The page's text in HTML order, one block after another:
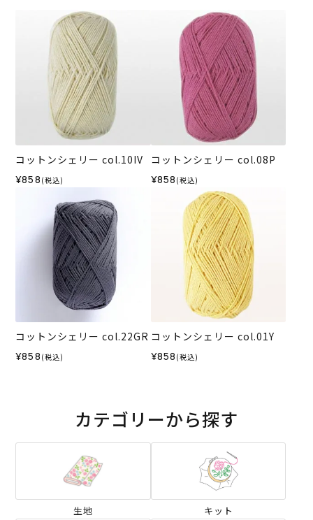
コットンシェリー col.10IV
¥858 (税込)
コットンシェリー col.08P
¥858 (税込)
コットンシェリー col.22GR
¥858 (税込)
コットンシェリー col.01Y
¥858 (税込)
カテゴリーから探す
生地 キット